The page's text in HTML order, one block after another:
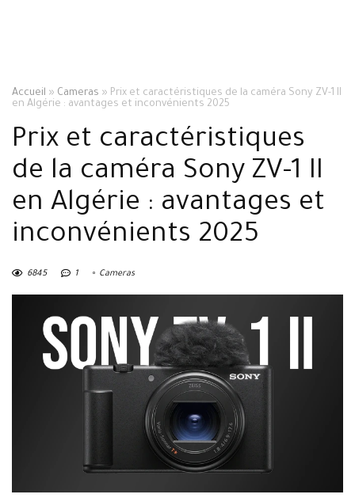
Accueil » Cameras » Prix et caractéristiques de la caméra Sony ZV-1 II
en Algérie : avantages et inconvénients 2025
Prix et caractéristiques
de la caméra Sony ZV-1 II
en Algérie : avantages et
inconvénients 2025
6845 1 Cameras